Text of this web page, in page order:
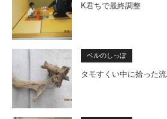
K君ちで最終調整
ベルのしっぽ
タモすくい中に拾った